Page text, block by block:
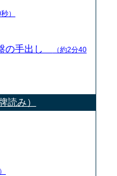
）
の手出し
（約2分40
読み）